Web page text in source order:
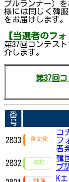
ブルランナー）
様には同じく韓
をお届けします。
【当選者のフォ
第37回コンテス
介します。
第37回コ
番
号
2833
コ
フ
者
2832
韓
プ
K